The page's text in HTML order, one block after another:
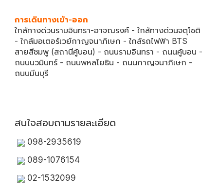
การเดินทางเข้า-ออก
ใกล้ทางด่วนรามอินทรา-อาจณรงค์ - ใกล้ทางด่วนจตุโชติ
- ใกล้มอเตอร์เวย์กาญจนาภิเษก - ใกล้รถไฟฟ้า BTS
สายสีชมพู (สถานีคู้บอน) - ถนนรามอินทรา - ถนนคู้บอน -
ถนนนวมินทร์ - ถนนพหลโยธิน - ถนนกาญจนาภิเษก -
ถนนมีนบุรี
สนใจสอบถามรายละเอียด
098-2935619
089-1076154
02-1532099